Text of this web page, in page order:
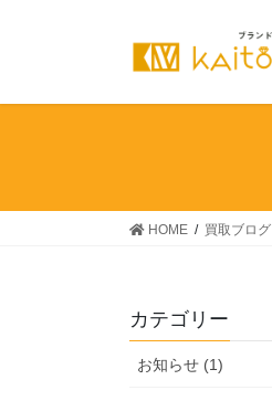
HOME 買取ブログ
カテゴリー
お知らせ (1)